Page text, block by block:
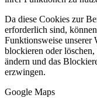
Da diese Cookies zur
erforderlich sind,
Funktionsweise unserer
blockieren oder
ändern und das
erzwingen.
Google Maps